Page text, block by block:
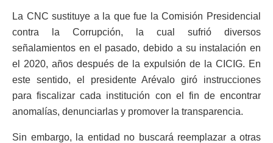
La CNC sustituye a la que fue la Comisión Presidencial
contra la Corrupción, la cual sufrió diversos
señalamientos en el pasado, debido a su instalación en
el 2020, años después de la expulsión de la CICIG. En
este sentido, el presidente Arévalo giró instrucciones
para fiscalizar cada institución con el fin de encontrar
anomalías, denunciarlas y promover la transparencia.
Sin embargo, la entidad no buscará reemplazar a otras